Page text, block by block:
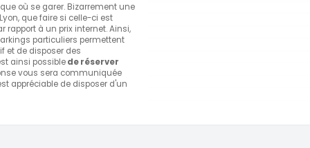
où se garer. Bizarrement une
que faire si celle-ci est
rapport à un prix internet. Ainsi,
particuliers permettent
et de disposer des
ainsi possiblede réserver
vous sera communiquée
appréciable de disposer d'un